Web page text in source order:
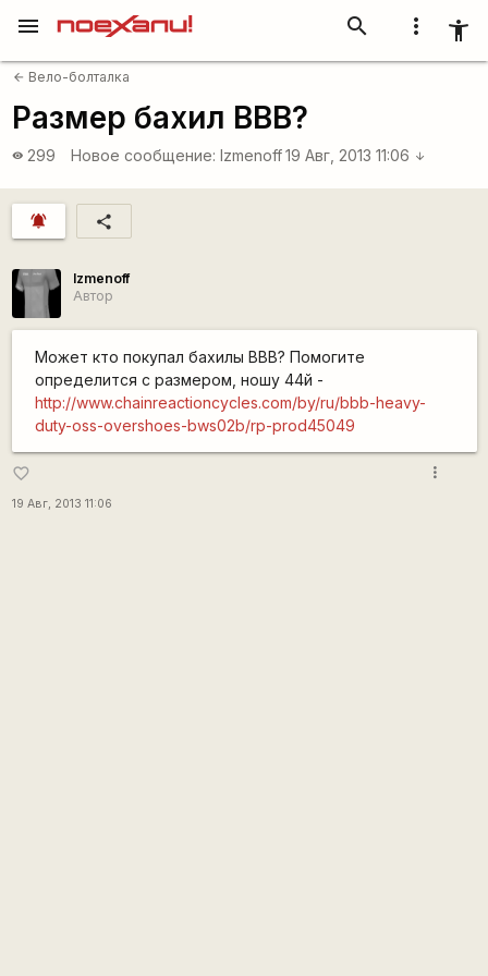
more_vert accessibility_new
search
menu
arrow_back Вело-болталка
Размер бахил BBB?
visibility 299 Новое сообщение: Izmenoff 19 Авг, 2013 11:06 arrow_downward
notifications_active share
Izmenoff
Автор
Может кто покупал бахилы BBB? Помогите
определится с размером, ношу 44й -
http://www.chainreactioncycles.com/by/ru/bbb-heavy-
duty-oss-overshoes-bws02b/rp-prod45049
favorite_border
19 Авг, 2013 11:06
more_vert